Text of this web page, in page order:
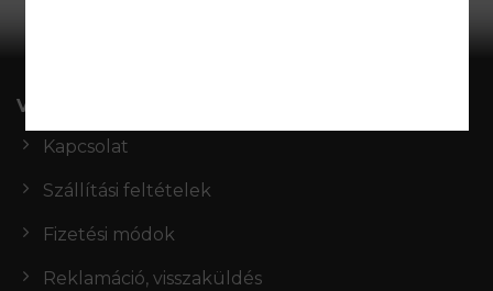
Vevőszolgálat
Kapcsolat
Szállítási feltételek
Fizetési módok
Reklamáció, visszaküldés